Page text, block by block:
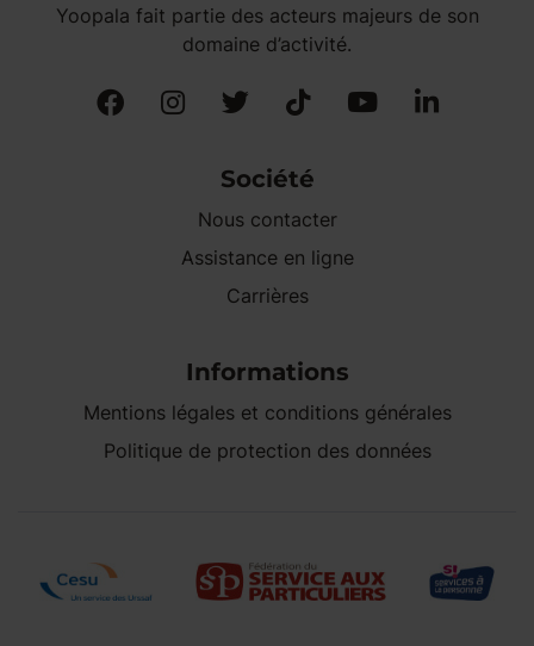
Yoopala fait partie des acteurs majeurs de son
domaine d’activité.
Société
Nous contacter
Assistance en ligne
Carrières
Informations
Mentions légales et conditions générales
Politique de protection des données